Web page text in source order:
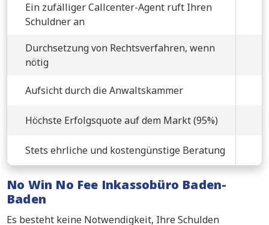
Ein zufälliger Callcenter-Agent ruft Ihren
Schuldner an
Durchsetzung von Rechtsverfahren, wenn
nötig
Aufsicht durch die Anwaltskammer
Höchste Erfolgsquote auf dem Markt (95%)
Stets ehrliche und kostengünstige Beratung
No Win No Fee Inkassobüro Baden-
Baden
Es besteht keine Notwendigkeit, Ihre Schulden